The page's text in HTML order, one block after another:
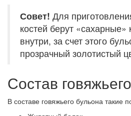
Совет! Для
костей берут
внутри, за счет этого
прозрачный золотистый
Состав
В составе говяжьего бульона такие